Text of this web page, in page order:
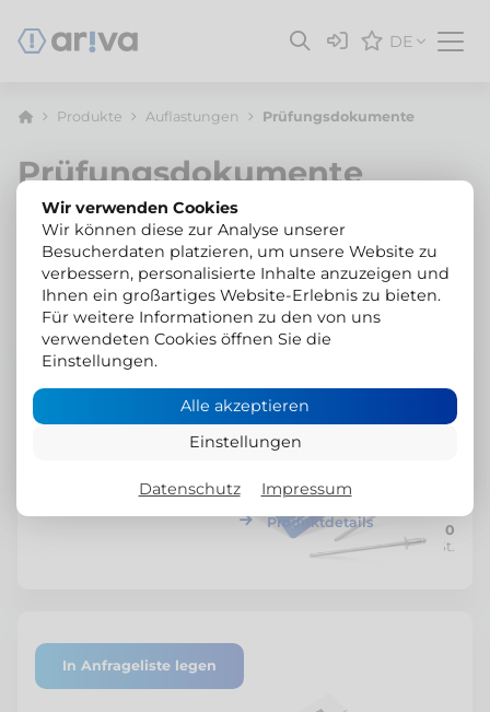
DE
Produkte Auflastungen Prüfungsdokumente
Prüfungsdokumente
Filter
ETF-EIGNU-ERSA-01
Typenschild-Ersatz
Ersatztypenschild für verlorene
Typenschilder
Produktdetails
CHF 30.00
Netto zzgl. MwSt.
In Anfrageliste legen
Wir verwenden Cookies
Wir können diese zur Analyse unserer
Besucherdaten platzieren, um unsere Website zu
verbessern, personalisierte Inhalte anzuzeigen und
Ihnen ein großartiges Website-Erlebnis zu bieten.
Für weitere Informationen zu den von uns
verwendeten Cookies öffnen Sie die
Einstellungen.
Alle akzeptieren
Einstellungen
Datenschutz Impressum